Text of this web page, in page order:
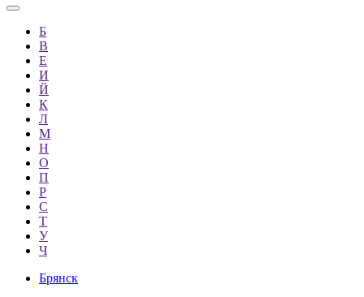
Б
В
Е
И
Й
К
Л
М
Н
О
П
Р
С
Т
У
Ч
Брянск